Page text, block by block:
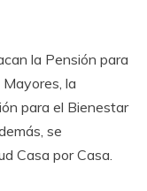
la Pensión para
la
para el Bienestar
se
Casa por Casa.